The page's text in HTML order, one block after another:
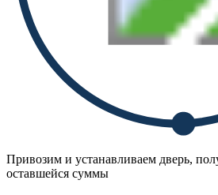
Привозим и устанавливаем дверь,
оставшейся суммы